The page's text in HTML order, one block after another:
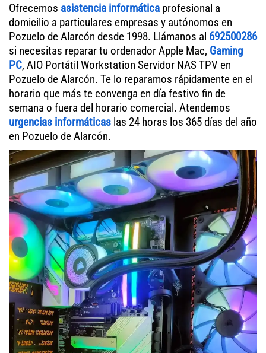
Ofrecemos asistencia informática profesional a
domicilio a particulares empresas y autónomos en
Pozuelo de Alarcón desde 1998. Llámanos al 692500286
si necesitas reparar tu ordenador Apple Mac, Gaming
PC, AIO Portátil Workstation Servidor NAS TPV en
Pozuelo de Alarcón. Te lo reparamos rápidamente en el
horario que más te convenga en día festivo fin de
semana o fuera del horario comercial. Atendemos
urgencias informáticas las 24 horas los 365 días del año
en Pozuelo de Alarcón.